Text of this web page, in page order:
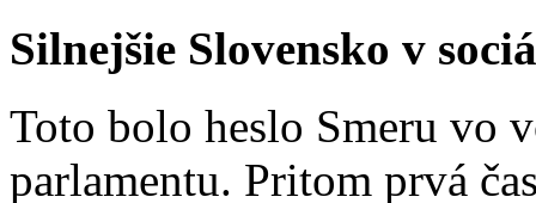
Silnejšie Slovensko v
Toto bolo heslo Smeru vo
parlamentu. Pritom prvá